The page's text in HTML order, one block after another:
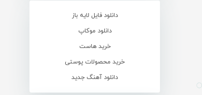
دانلود فایل لایه باز
دانلود موکاپ
خرید هاست
خرید محصولات پوستی
دانلود آهنگ جدید